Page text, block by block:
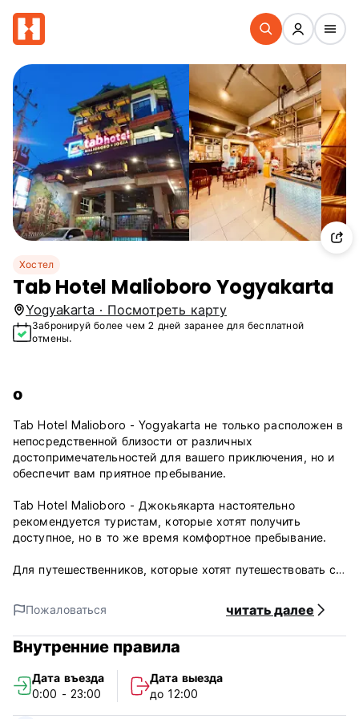
Хостел
Tab Hotel Malioboro Yogyakarta
Yogyakarta · Посмотреть карту
Забронируй более чем 2 дней заранее для бесплатной
отмены.
о
Tab Hotel Malioboro - Yogyakarta не только расположен в
непосредственной близости от различных
достопримечательностей для вашего приключения, но и
обеспечит вам приятное пребывание.
Tab Hotel Malioboro - Джокьякарта настоятельно
рекомендуется туристам, которые хотят получить
доступное, но в то же время комфортное пребывание.
Для путешественников, которые хотят путешествовать с
Malioboro - Джокьякарта является идеальным местом
проживания, предлагающим достойные удобства, а
также отличный сервис.
желающих провести романтический отпуск или провести
медовый месяц. Проведите незабываемые ночи с
любимым человеком, остановившись в отеле Tab Hotel
Пожаловаться читать далее
Внутренние правила
Дата въезда
0:00 - 23:00
Дата выезда
до 12:00